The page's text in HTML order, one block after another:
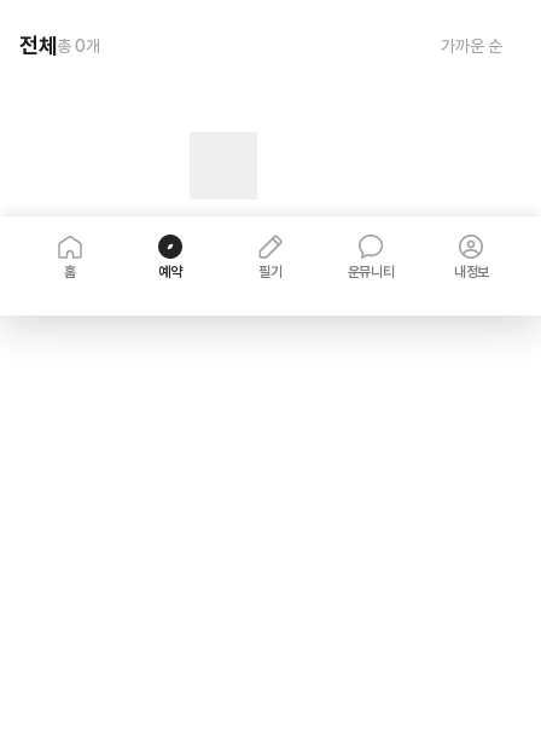
전체 총0개 가까운 순
홈 예약 필기 운뮤니티 내정보